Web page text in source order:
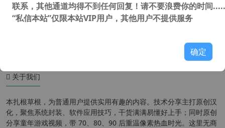
关于我们
本扎根草根，为普通用户提供实用有趣的内容。技术分享主打原创汉
化，聚焦系统封装、软件应用技巧，干货满满易懂好上手；同时原创
分享童年游戏视频，带 70、80、90 后重温像素热血时光。这里无商
联系，其他通道均得不到任何回复！请不要浪费你的时间
“私信本站”仅限本站VIP用户，其他用户不提供服务
确定